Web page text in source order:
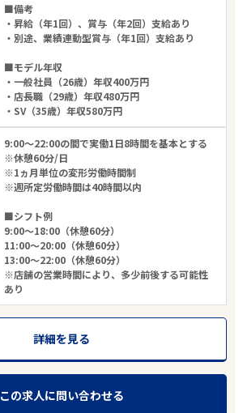
■備考
・昇給（年1回）、賞与（年2回）支給あり
・別途、業績連動型賞与（年1回）支給あり
■モデル年収
・一般社員（26歳）年収400万円
・店長職（29歳）年収480万円
・SV（35歳）年収580万円
9:00～22:00の間で実働1日8時間を基本とする
※休憩60分/日
※1ヵ月単位の変形労働時間制
※週所定労働時間は40時間以内
■シフト例
9:00～18:00（休憩60分）
11:00～20:00（休憩60分）
13:00～22:00（休憩60分）
※店舗の営業時間により、多少前後する可能性
あり
詳細を見る
この求人に問い合わせる